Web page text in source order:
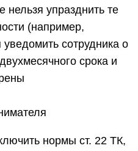
нельзя упразднить те
(например,
сотрудника о
срока и
нормы ст. 22 ТК,